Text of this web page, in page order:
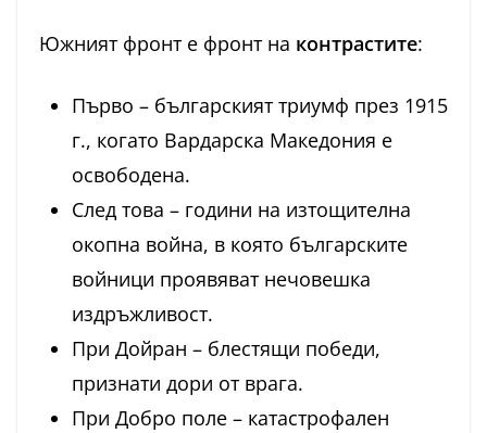
Южният фронт е фронт на контрастите:
Първо – българският триумф през 1915
г., когато Вардарска Македония е
освободена.
След това – години на изтощителна
окопна война, в която българските
войници проявяват нечовешка
издръжливост.
При Дойран – блестящи победи,
признати дори от врага.
При Добро поле – катастрофален